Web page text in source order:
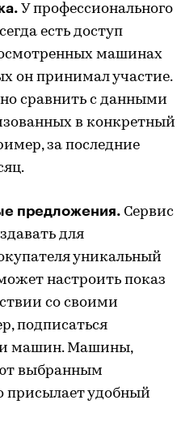
У профессионального
есть доступ
машинах
он принимал участие.
сравнить с данными
в конкретный
за последние
предложения. Сервис
для
уникальный
настроить показ
со своими
подписаться
машин. Машины,
выбранным
присылает удобный